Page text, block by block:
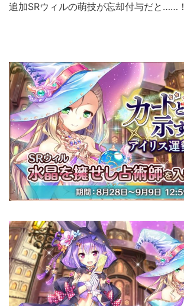
追加SRウィルの萌技が忘却付与だと……！